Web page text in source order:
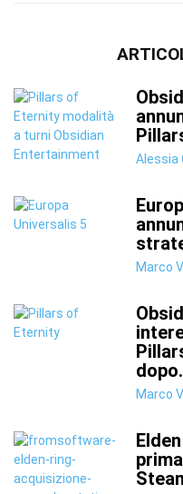
Alessia
Marco
Marco